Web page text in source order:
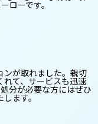
ローです。
ンが取れました。親切
れて、サービスも迅速
分が必要な方にはぜひ
します。